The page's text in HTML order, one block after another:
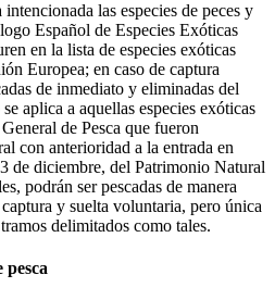
las especies de peces y
Español de Especies Exóticas
en la lista de especies exóticas
Europea; en caso de captura
de inmediato y eliminadas del
aplica a aquellas especies exóticas
de Pesca que fueron
con anterioridad a la entrada en
de diciembre, del Patrimonio Natural
podrán ser pescadas de manera
y suelta voluntaria, pero única
delimitados como tales.
pesca